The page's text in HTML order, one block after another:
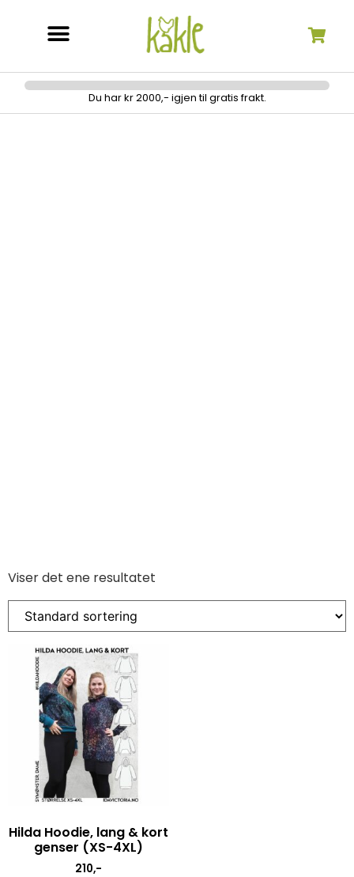
Du har kr 2000,- igjen til gratis frakt.
Viser det ene resultatet
Hilda Hoodie, lang & kort
genser (XS-4XL)
210,-